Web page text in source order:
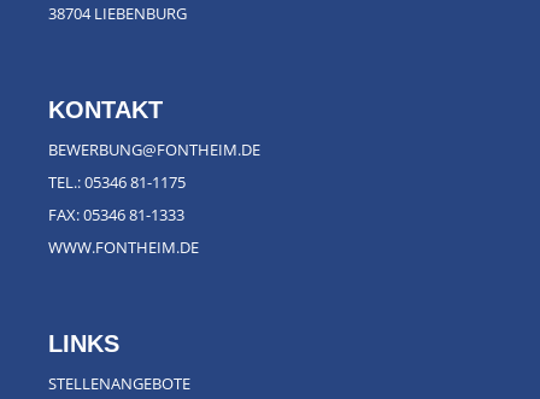
38704 LIEBENBURG
KONTAKT
BEWERBUNG@FONTHEIM.DE
TEL.:05346 81-1175
FAX: 05346 81-1333
WWW.FONTHEIM.DE
LINKS
STELLENANGEBOTE